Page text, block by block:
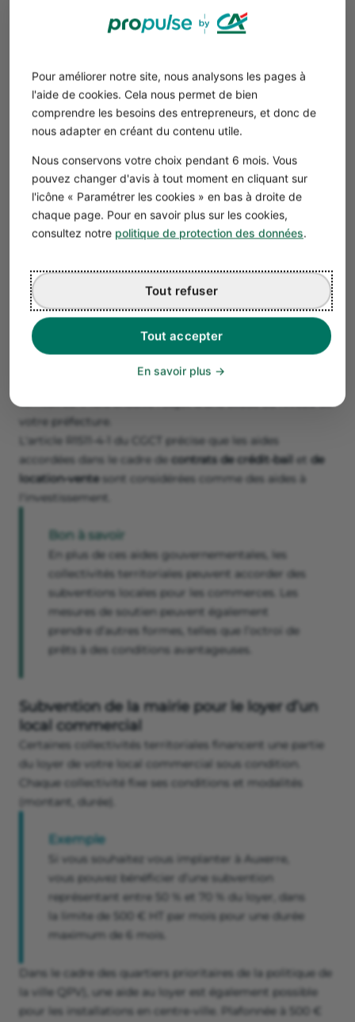
Pour améliorer notre site, nous analysons les pages à
l'aide de cookies. Cela nous permet de bien
comprendre les besoins des entrepreneurs, et donc de
nous adapter en créant du contenu utile.
Nous conservons votre choix pendant 6 mois. Vous
pouvez changer d'avis à tout moment en cliquant sur
l'icône « Paramétrer les cookies » en bas à droite de
chaque page. Pour en savoir plus sur les cookies,
consultez notre politique de protection des données.
Tout accepter
Tout refuser
En savoir plus
Le montant de l’aide financière pour un local
commercial peut atteindre 80 000 €. Elle se décompose
prendre en charge jusqu’à 50 % des frais d’acquisition
et de remise en état des locaux, dans la limite de 50
000 €. Il peut également participer au financement de
l’aménagement du commerce et de l’achat du
matériel professionnel, jusqu’à 25 000 €.
Uneaide de 5 000 € pour les prestations
d’accompagnementà la conception et à la
concrétisation du projet.
Attention
Les dépenses de fonctionnement et de
constitution des stocks ne peuvent pas être
Pour candidater, vous devrez déposer un dossier sur le
territoires. Il fera ensuite l’objet d’une étude au niveau de
votre préfecture.
L'article R1511-4-1 du CGCT précise que les aides
accordées dans le cadre de contrats de crédit-bail et de
location-ventesont considérées comme des aides à
l'investissement.
Bon à savoir
En plus de ces aides gouvernementales, les
collectivités territoriales peuvent accorder des
subventions locales pour les commerces. Les
mesures de soutien peuvent également
prendre d’autres formes, telles que l’octroi de
prêts à des conditions avantageuses.
Subvention de la mairie pour le loyer d’un
local commercial
Certaines collectivités territoriales financent une partie
du loyer de votre local commercial sous condition.
Chaque collectivité fixe ses conditions et modalités
(montant, durée).
Exemple
Si vous souhaitez vous implanter à Auxerre,
vous pouvez bénéficier d’une subvention
représentant entre 50 % et 70 % du loyer, dans
la limite de 500 € HT par mois pour une durée
maximum de 6 mois.
Dans le cadre des quartiers prioritaires de la politique de
la ville QPV), une aide au loyer est également possible
pour les installations en centre-ville. Plafonnée à 500 €